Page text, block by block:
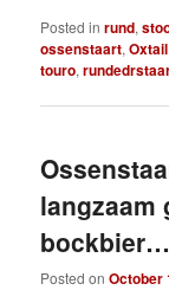
Posted in rund,
ossenstaart,Oxtail
touro,
langzaam
bockbier…
Posted onOctober